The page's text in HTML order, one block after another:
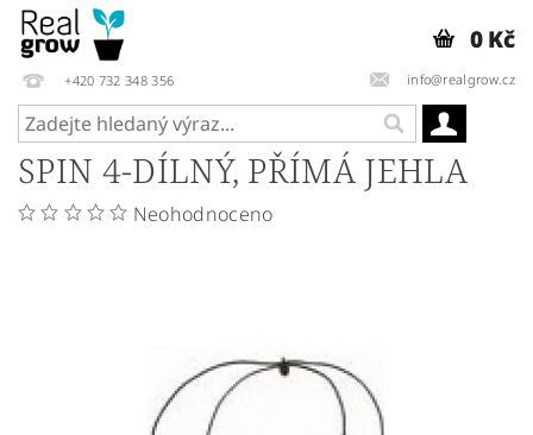
+420 732 348 356 info@realgrow.cz
0 Kč
SPIN 4-DÍLNÝ, PŘÍMÁ JEHLA
Neohodnoceno